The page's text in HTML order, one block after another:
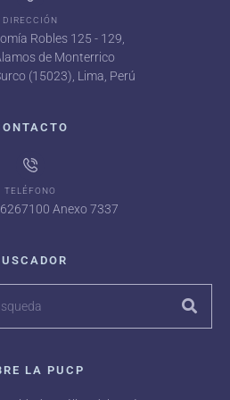
DIRECCIÓN
Robles 125 - 129,
de Monterrico
(15023), Lima, Perú
TELÉFONO
Anexo 7337
LA PUCP